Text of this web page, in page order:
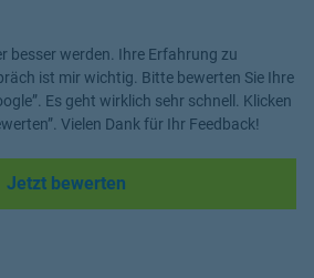
besser werden. Ihre Erfahrung zu
ist mir wichtig. Bitte bewerten Sie Ihre
Es geht wirklich sehr schnell. Klicken
Vielen Dank für Ihr Feedback!
Jetzt bewerten